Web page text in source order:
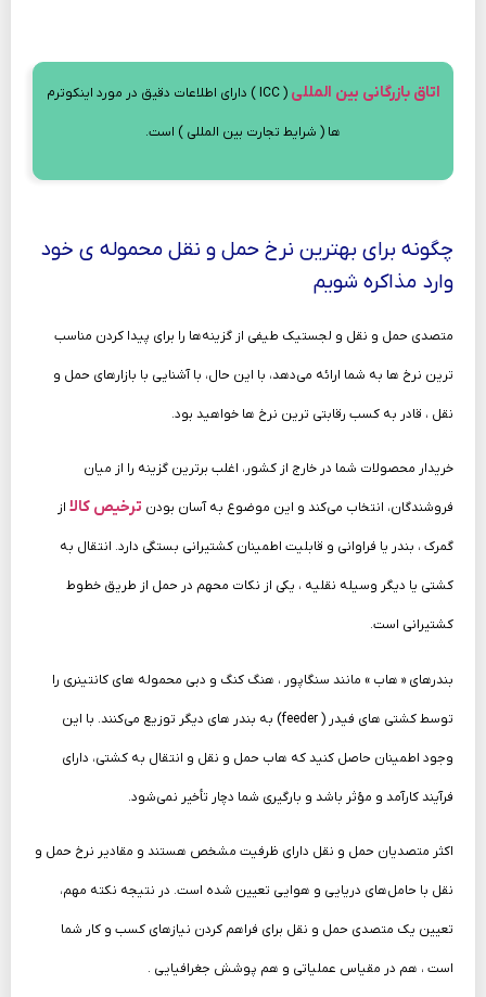
اتاق بازرگانی بین المللی ( ICC ) دارای اطلاعات دقیق در مورد اینکوترم‌
ها ( شرایط تجارت بین‌ المللی ) است.
چگونه برای بهترین نرخ حمل‌ و نقل محموله‌ ی خود
وارد مذاکره شویم
متصدی حمل و نقل و لجستیک طیفی از گزینه‌ها را برای پیدا کردن مناسب‌
ترین نرخ ها به شما ارائه می‌دهد، با این‌ حال، با آشنایی با بازارهای حمل‌ و
نقل ، قادر به کسب رقابتی‌ ترین نرخ‌ ها خواهید بود.
خریدار محصولات شما در خارج از کشور، اغلب برترین گزینه را از میان
فروشندگان، انتخاب می‌کند و این موضوع به‌ آسان بودن ترخیص کالا از
گمرک ، بندر یا فراوانی و قابلیت اطمینان کشتیرانی بستگی دارد. انتقال به
کشتی یا دیگر وسیله نقلیه ، یکی از نکات محهم در حمل از طریق خطوط
کشتیرانی است.
بندرهای « هاب » مانند سنگاپور ، هنگ‌ کنگ و دبی محموله‌ های کانتینری را
توسط کشتی‌ های فیدر ( feeder) به بندر های دیگر توزیع می‌کنند. با این‌
وجود اطمینان حاصل کنید که هاب حمل‌ و نقل و انتقال به کشتی، دارای
فرآیند کارآمد و مؤثر باشد و بارگیری شما دچار تأخیر نمی‌شود.
اکثر متصدیان حمل‌ و نقل دارای ظرفیت مشخص هستند و مقادیر نرخ حمل‌ و
نقل با حامل‌های دریایی و هوایی تعیین شده است. در نتیجه نکته مهم،
تعیین یک متصدی حمل‌ و نقل برای فراهم کردن نیازهای کسب‌ و کار شما
است ، هم در مقیاس عملیاتی و هم پوشش جغرافیایی .